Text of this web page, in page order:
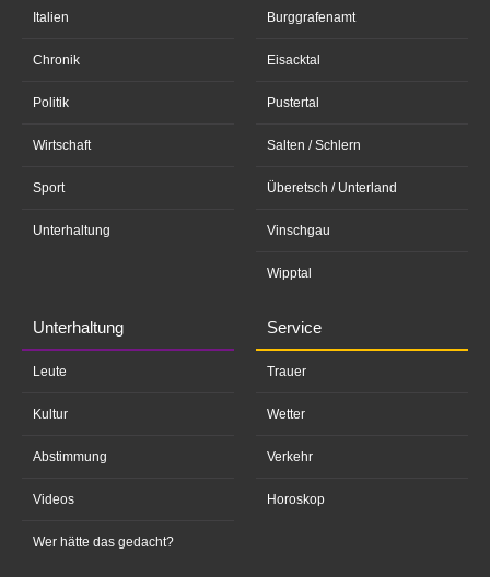
Italien
Chronik
Politik
Wirtschaft
Sport
Unterhaltung
Burggrafenamt
Eisacktal
Pustertal
Salten / Schlern
Überetsch / Unterland
Vinschgau
Wipptal
Unterhaltung
Leute
Kultur
Abstimmung
Videos
Wer hätte das gedacht?
Service
Trauer
Wetter
Verkehr
Horoskop